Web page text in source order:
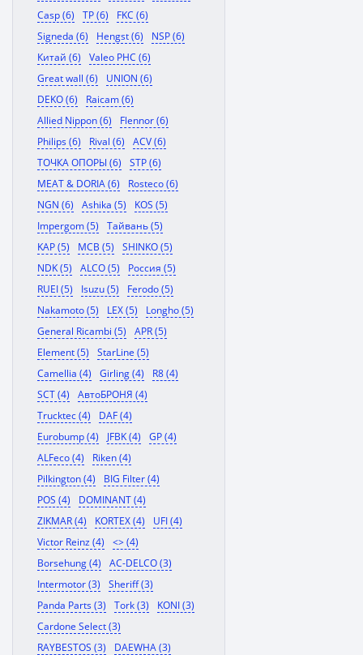
Casp (6)
TP (6)
FKC (6)
Signeda (6)
Hengst (6)
NSP (6)
Китай (6)
Valeo PHC (6)
Great wall (6)
UNION (6)
DEKO (6)
Raicam (6)
Allied Nippon (6)
Flennor (6)
Philips (6)
Rival (6)
ACV (6)
ТОЧКА ОПОРЫ (6)
STP (6)
MEAT & DORIA (6)
Rosteco (6)
NGN (6)
Ashika (5)
KOS (5)
Impergom (5)
Тайвань (5)
KAP (5)
MCB (5)
SHINKO (5)
NDK (5)
ALCO (5)
Россия (5)
RUEI (5)
Isuzu (5)
Ferodo (5)
Nakamoto (5)
LEX (5)
Longho (5)
General Ricambi (5)
APR (5)
Element (5)
StarLine (5)
Camellia (4)
Girling (4)
R8 (4)
SCT (4)
АвтоБРОНЯ (4)
Trucktec (4)
DAF (4)
Eurobump (4)
JFBK (4)
GP (4)
ALFeco (4)
Riken (4)
Pilkington (4)
BIG Filter (4)
POS (4)
DOMINANT (4)
ZIKMAR (4)
KORTEX (4)
UFI (4)
Victor Reinz (4)
<> (4)
Borsehung (4)
AC-DELCO (3)
Intermotor (3)
Sheriff (3)
Panda Parts (3)
Tork (3)
KONI (3)
Cardone Select (3)
RAYBESTOS (3)
DAEWHA (3)